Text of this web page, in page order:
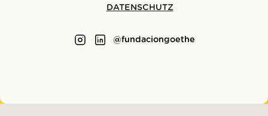
DATENSCHUTZ
@fundaciongoethe